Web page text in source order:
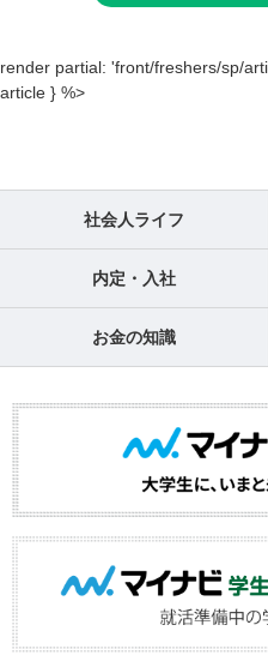
render partial: 'front/freshers/sp/
article } %>
社会人ライフ
内定・入社
お金の知識